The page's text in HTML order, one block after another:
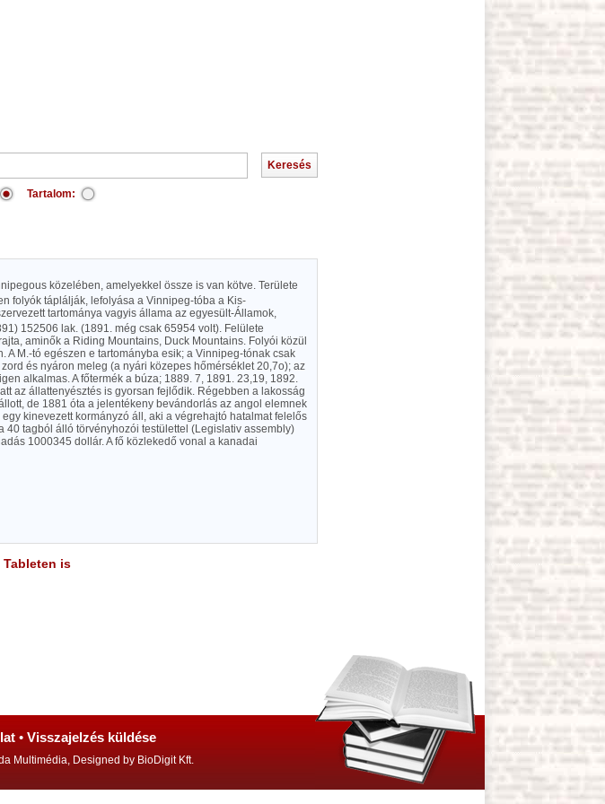
Tartalom:
közelében, amelyekkel össze is van kötve. Területe
folyók táplálják, lefolyása a Vinnipeg-tóba a Kis-
tartománya vagyis állama az egyesült-Államok,
152506 lak. (1891. még csak 65954 volt). Felülete
aminők a Riding Mountains, Duck Mountains. Folyói közül
M.-tó egészen e tartományba esik; a Vinnipeg-tónak csak
és nyáron meleg (a nyári közepes hőmérséklet 20,7o); az
alkalmas. A főtermék a búza; 1889. 7, 1891. 23,19, 1892.
az állattenyésztés is gyorsan fejlődik. Régebben a lakosság
de 1881 óta a jelentékeny bevándorlás az angol elemnek
kinevezett kormányzó áll, aki a végrehajtó hatalmat felelős
tagból álló törvényhozói testülettel (Legislativ assembly)
1000345 dollár. A fő közlekedő vonal a kanadai
is
• Visszajelzés küldése
Multimédia, Designed by BioDigit Kft.